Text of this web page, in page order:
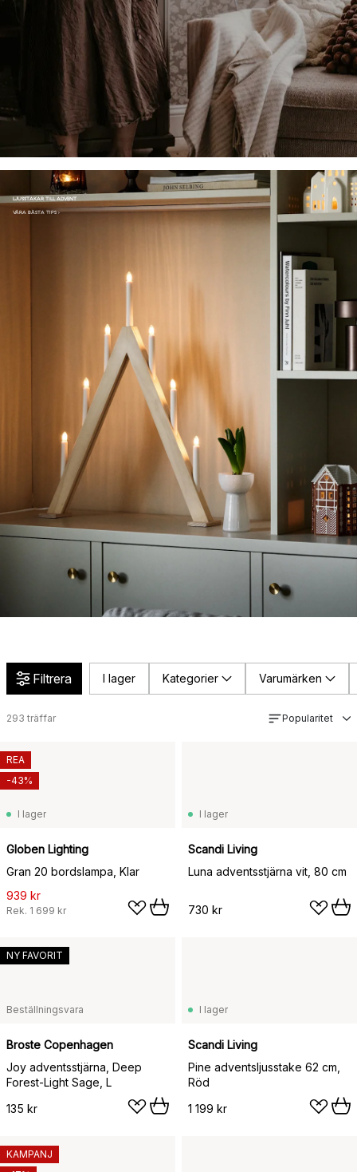
LJUSSTAKAR TILL ADVENT
VÅRA BÄSTA TIPS ›
Filtrera I lager Kategorier Varumärken
293 träffar Popularitet
I lager
Globen Lighting
Gran 20 bordslampa, Klar
939 kr
Rek. 1 699 kr
REA
-43%
I lager
Scandi Living
Luna adventsstjärna vit, 80 cm
730 kr
Beställningsvara
Broste Copenhagen
Joy adventsstjärna, Deep
Forest-Light Sage, L
135 kr
NY FAVORIT
I lager
Scandi Living
Pine adventsljusstake 62 cm,
Röd
1 199 kr
KAMPANJ